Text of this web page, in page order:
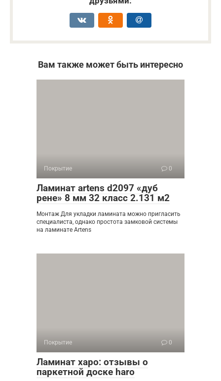
Вам также может быть интересно
Покрытие 0
Ламинат artens d2097 «дуб
рене» 8 мм 32 класс 2.131 м2
Монтаж Для укладки ламината можно пригласить
специалиста, однако простота замковой системы
на ламинате Artens
Покрытие 0
Ламинат харо: отзывы о
паркетной доске haro